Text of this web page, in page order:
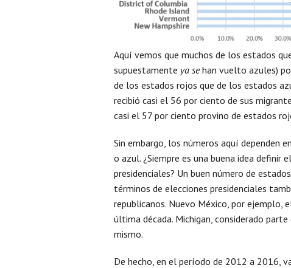
Aquí vemos que muchos de los estados
supuestamente ya sehan vuelto azules)
de los estados rojos que de los estados
recibió casi el 56 por ciento de sus
casi el 57 por ciento provino de estados
Sin embargo, los números aquí dependen
o azul. ¿Siempre es una buena idea
presidenciales? Un buen número de
términos de elecciones presidenciales
republicanos. Nuevo México, por ejemplo,
última década. Michigan, considerado parte
mismo.
De hecho, en el período de 2012 a 2016,